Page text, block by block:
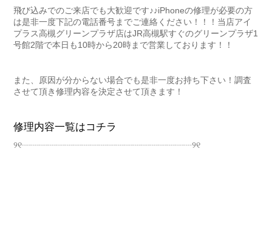
飛び込みでのご来店でも大歓迎です♪♪iPhoneの修理が必要の方
は是非一度下記の電話番号までご連絡ください！！！当店アイ
プラス高槻グリーンプラザ店はJR高槻駅すぐのグリーンプラザ1
号館2階で本日も10時から20時まで営業しております！！
また、原因が分からない場合でも是非一度お持ち下さい！調査
させて頂き修理内容を決定させて頂きます！
修理内容一覧はコチラ
୨୧┈┈┈┈┈┈┈┈┈┈┈┈┈┈┈┈┈┈┈┈୨୧